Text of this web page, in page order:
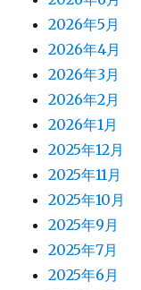
2026年5月
2026年4月
2026年3月
2026年2月
2026年1月
2025年12月
2025年11月
2025年10月
2025年9月
2025年7月
2025年6月